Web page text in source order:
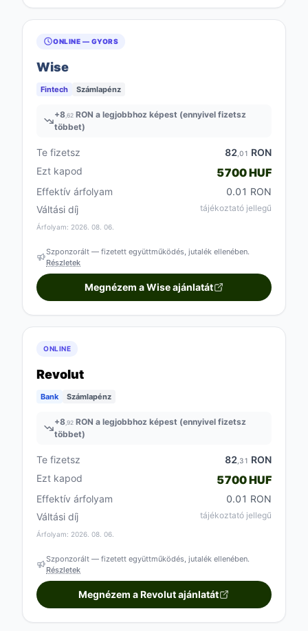
ONLINE — GYORS
Wise
Fintech Számlapénz
+8 ,62 RON a legjobbhoz képest (ennyivel fizetsz
többet)
Te fizetsz 82 ,01 RON
Ezt kapod
5700 HUF
Effektív árfolyam
0.01 RON
Váltási díj
tájékoztató jellegű
Árfolyam: 2026. 08. 06.
Szponzorált — fizetett együttműködés, jutalék ellenében.
Részletek
Megnézem a Wise ajánlatát
ONLINE
Revolut
Bank Számlapénz
+8 ,92 RON a legjobbhoz képest (ennyivel fizetsz
többet)
Te fizetsz 82 ,31 RON
Ezt kapod
5700 HUF
Effektív árfolyam
0.01 RON
Váltási díj
tájékoztató jellegű
Árfolyam: 2026. 08. 06.
Szponzorált — fizetett együttműködés, jutalék ellenében.
Részletek
Megnézem a Revolut ajánlatát